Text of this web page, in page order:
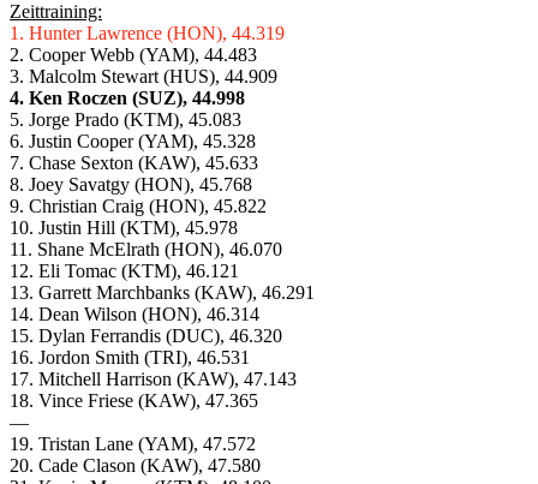
Zeittraining:
1. Hunter Lawrence (HON), 44.319
2. Cooper Webb (YAM), 44.483
3. Malcolm Stewart (HUS), 44.909
4. Ken Roczen (SUZ), 44.998
5. Jorge Prado (KTM), 45.083
6. Justin Cooper (YAM), 45.328
7. Chase Sexton (KAW), 45.633
8. Joey Savatgy (HON), 45.768
9. Christian Craig (HON), 45.822
10. Justin Hill (KTM), 45.978
11. Shane McElrath (HON), 46.070
12. Eli Tomac (KTM), 46.121
13. Garrett Marchbanks (KAW), 46.291
14. Dean Wilson (HON), 46.314
15. Dylan Ferrandis (DUC), 46.320
16. Jordon Smith (TRI), 46.531
17. Mitchell Harrison (KAW), 47.143
18. Vince Friese (KAW), 47.365
—
19. Tristan Lane (YAM), 47.572
20. Cade Clason (KAW), 47.580